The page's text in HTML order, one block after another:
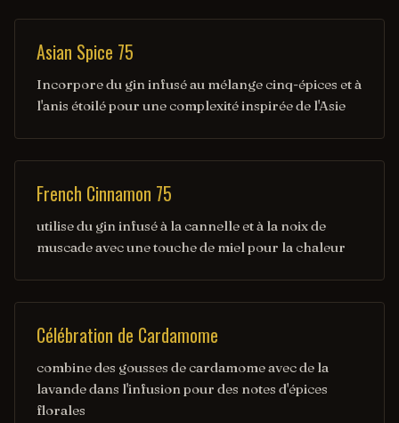
Asian Spice 75
Incorpore du gin infusé au mélange cinq-épices et à
l'anis étoilé pour une complexité inspirée de l'Asie
French Cinnamon 75
utilise du gin infusé à la cannelle et à la noix de
muscade avec une touche de miel pour la chaleur
Célébration de Cardamome
combine des gousses de cardamome avec de la
lavande dans l'infusion pour des notes d'épices
florales